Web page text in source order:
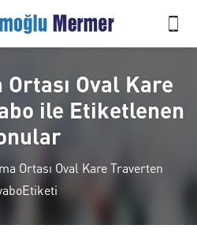
Ortası Oval Kare
ile Etiketlenen
Ortası Oval Kare Traverten